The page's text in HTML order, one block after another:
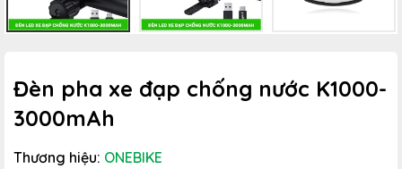
Đèn pha xe đạp chống nước K1000-
3000mAh
Thương hiệu: ONEBIKE